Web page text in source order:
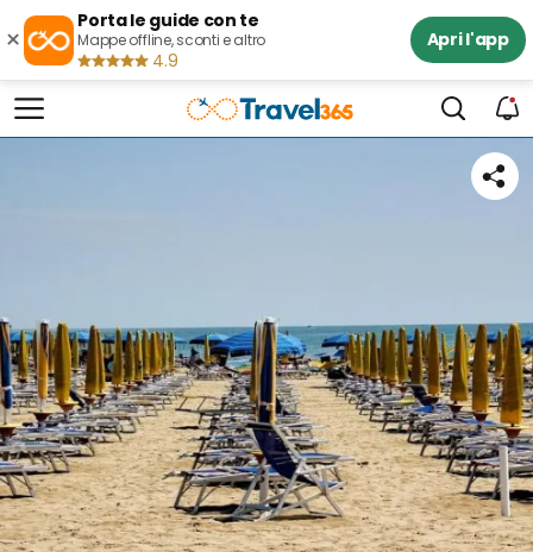
×
Porta le guide con te
Mappe offline, sconti e altro
4.9
Apri l'app